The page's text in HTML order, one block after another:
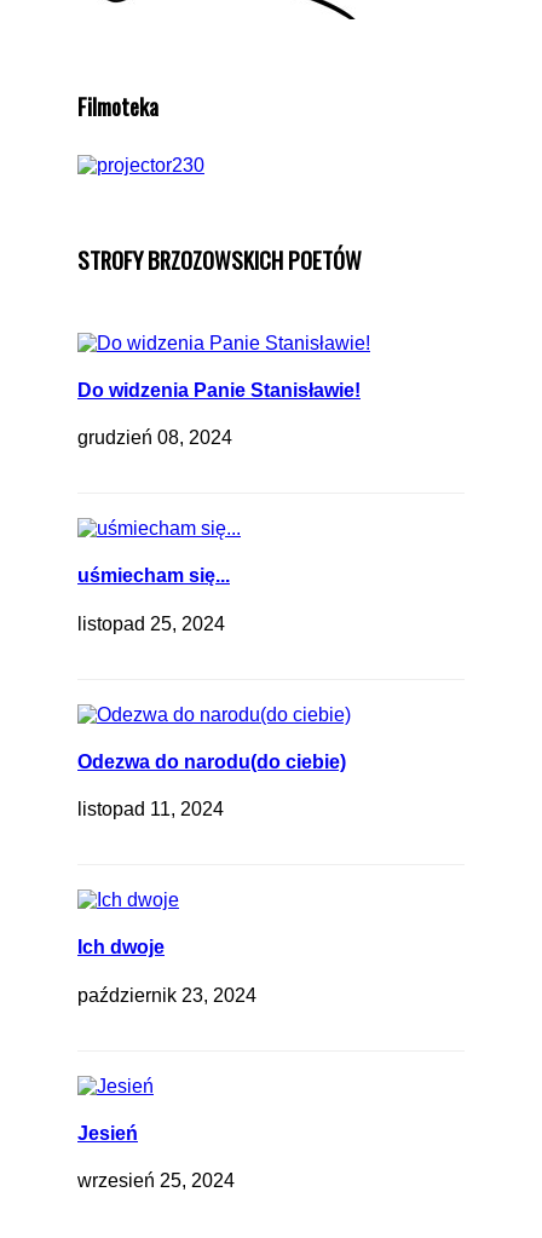
Filmoteka
STROFY BRZOZOWSKICH POETÓW
Do widzenia Panie Stanisławie!
grudzień 08, 2024
uśmiecham się...
listopad 25, 2024
Odezwa do narodu(do ciebie)
listopad 11, 2024
Ich dwoje
październik 23, 2024
Jesień
wrzesień 25, 2024